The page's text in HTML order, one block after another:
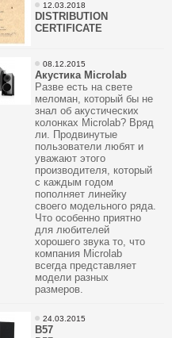
12.03.2018
DISTRIBUTION
CERTIFICATE
08.12.2015
Акустика Microlab
Разве есть на свете
меломан, который бы не
знал об акустических
колонках Microlab? Вряд
ли. Продвинутые
пользователи любят и
уважают этого
производителя, который
с каждым годом
пополняет линейку
своего модельного ряда.
Что особенно приятно
для любителей
хорошего звука то, что
компания Microlab
всегда представляет
модели разных
размеров.
24.03.2015
В57